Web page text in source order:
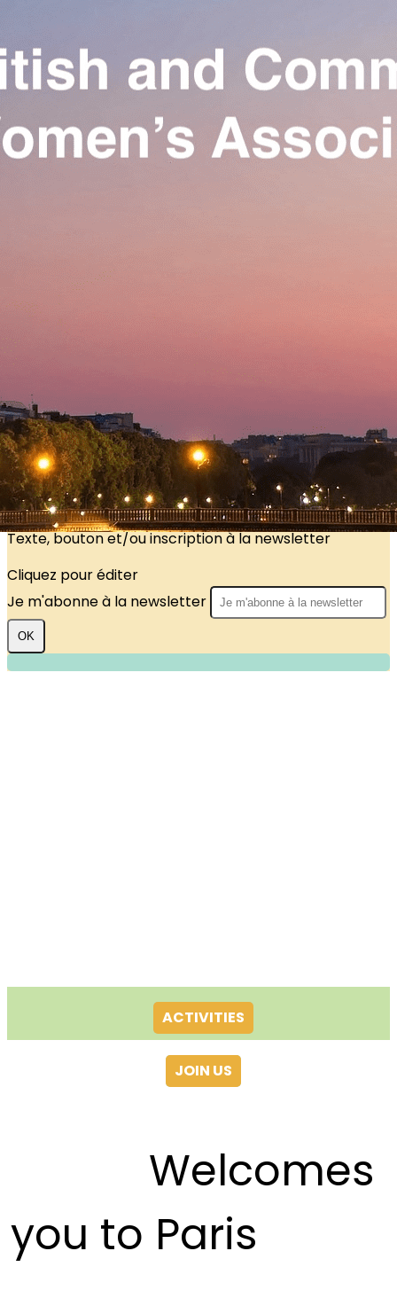
Exporter uniquement les colonnes affichées
Ajoutez un logo, un bouton, des réseaux sociaux
Our Association
Activities
Join us
?>
Images de la page d'accueil
Cliquez pour éditer
Texte, bouton et/ou inscription à la newsletter
Cliquez pour éditer
Je m'abonne à la newsletter
OK
ACTIVITIES
JOIN US
Welcomes
you to Paris